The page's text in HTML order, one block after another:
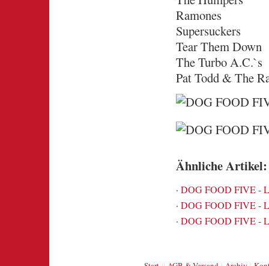
Ramones
Supersuckers
Tear Them Down
The Turbo A.C.`s
Pat Todd & The
Ähnliche Artikel:
· DOG FOOD FIVE -
· DOG FOOD FIVE -
· DOG FOOD FIVE -